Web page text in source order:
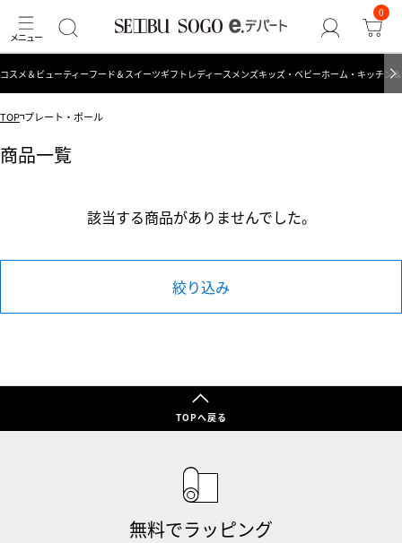
0
コスメ＆ビューティーフード＆スイーツギフト レディース メンズキッズ・ベビーホーム・キッチン
TOP プレート・ボール
商品一覧
該当する商品がありませんでした。
絞り込み
TOPへ戻る
無料でラッピング